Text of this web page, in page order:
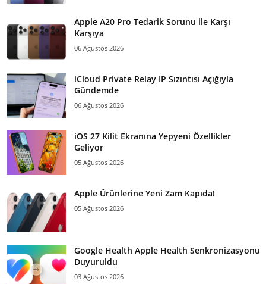
Apple A20 Pro Tedarik Sorunu ile Karşı
Karşıya
06 Ağustos 2026
iCloud Private Relay IP Sızıntısı Açığıyla
Gündemde
06 Ağustos 2026
iOS 27 Kilit Ekranına Yepyeni Özellikler
Geliyor
05 Ağustos 2026
Apple Ürünlerine Yeni Zam Kapıda!
05 Ağustos 2026
Google Health Apple Health Senkronizasyonu
Duyuruldu
03 Ağustos 2026